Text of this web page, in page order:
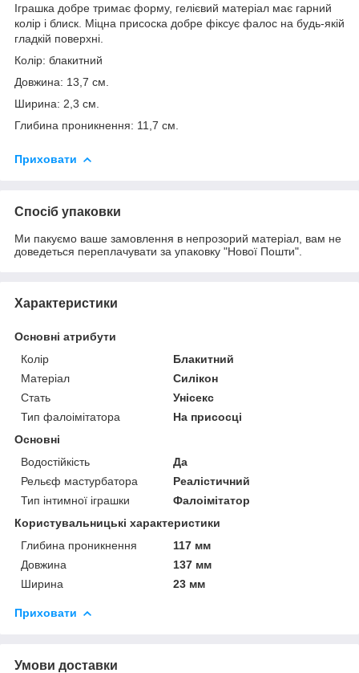
Іграшка добре тримає форму, гелієвий матеріал має гарний
колір і блиск. Міцна присоска добре фіксує фалос на будь-якій
гладкій поверхні.
Колір: блакитний
Довжина: 13,7 см.
Ширина: 2,3 см.
Глибина проникнення: 11,7 см.
Приховати
Спосіб упаковки
Ми пакуємо ваше замовлення в непрозорий матеріал, вам не
доведеться переплачувати за упаковку "Нової Пошти".
Характеристики
Основні атрибути
Колір
Блакитний
Матеріал
Силікон
Стать
Унісекс
Тип фалоімітатора
На присосці
Основні
Водостійкість
Да
Рельєф мастурбатора
Реалістичний
Тип інтимної іграшки
Фалоімітатор
Користувальницькі характеристики
Глибина проникнення
117 мм
Довжина
137 мм
Ширина
23 мм
Приховати
Умови доставки